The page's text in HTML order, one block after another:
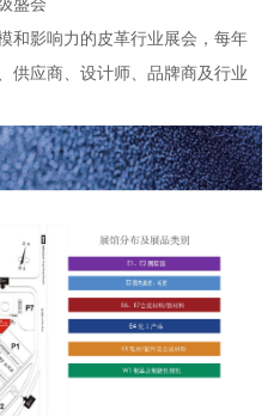
盛会
和影响力的皮革行业展会，每年
供应商、设计师、品牌商及行业